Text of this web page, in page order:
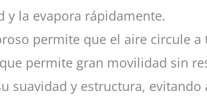
y la evapora rápidamente.
permite que el aire circule a
permite gran movilidad sin
suavidad y estructura,